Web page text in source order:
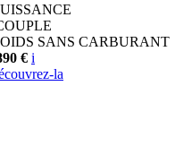
SANS CARBURANT
€ i
la